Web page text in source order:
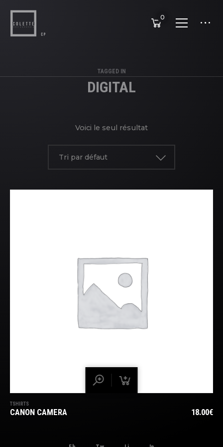
0
TAGGED IN
DIGITAL
Voici le seul résultat
Tri par défaut
TSHIRTS
CANON CAMERA 18.00€